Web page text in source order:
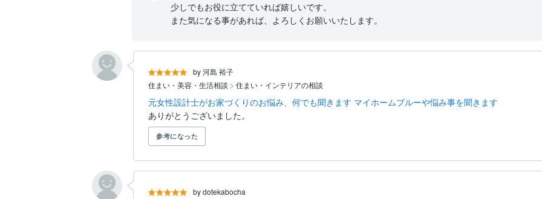
少しでもお役に立てていれば嬉しいです。
また気になる事があれば、よろしくお願いいたします。
by 河島 裕子
住まい・美容・生活相談 > 住まい・インテリアの相談
元女性設計士がお家づくりのお悩み、何でも聞きます マイホームブルーや悩み事を聞きます
ありがとうございました。
参考になった
by dotekabocha